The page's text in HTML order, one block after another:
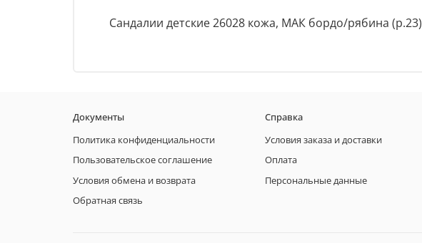
Сандалии детские 26028 кожа, МАК бордо/рябина (р.23)
Документы
Политика конфиденциальности
Пользовательское соглашение
Условия обмена и возврата
Обратная связь
Справка
Условия заказа и доставки
Оплата
Персональные данные